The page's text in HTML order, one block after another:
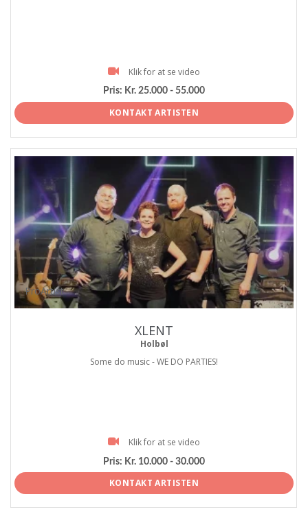
Klik for at se video
Pris: Kr. 25.000 - 55.000
KONTAKT ARTISTEN
ProArtist
XLENT
Holbøl
Some do music - WE DO PARTIES!
Klik for at se video
Pris: Kr. 10.000 - 30.000
KONTAKT ARTISTEN